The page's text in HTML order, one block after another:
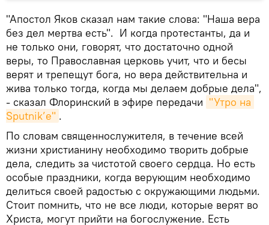
"Апостол Яков сказал нам такие слова: "Наша вера
без дел мертва есть". И когда протестанты, да и
не только они, говорят, что достаточно одной
веры, то Православная церковь учит, что и бесы
верят и трепещут бога, но вера действительна и
жива только тогда, когда мы делаем добрые дела",
- сказал Флоринский в эфире передачи "Утро на
Sputnik’e" .
По словам священнослужителя, в течение всей
жизни христианину необходимо творить добрые
дела, следить за чистотой своего сердца. Но есть
особые праздники, когда верующим необходимо
делиться своей радостью с окружающими людьми.
Стоит помнить, что не все люди, которые верят во
Христа, могут прийти на богослужение. Есть